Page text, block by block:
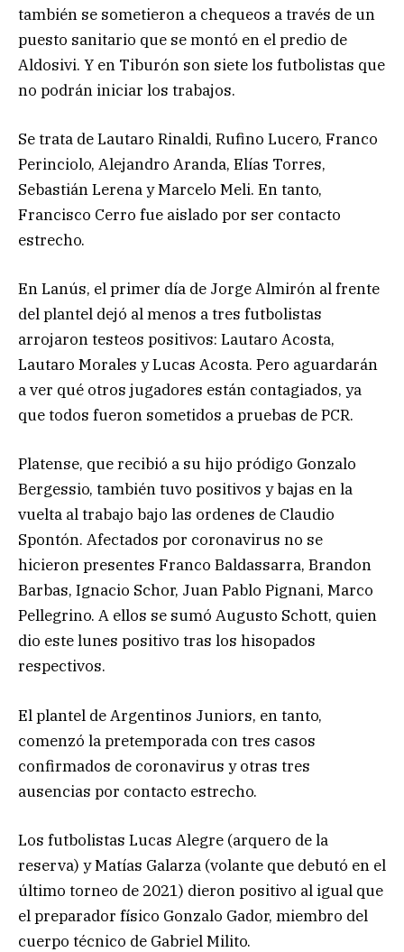
también se sometieron a chequeos a través de un
puesto sanitario que se montó en el predio de
Aldosivi. Y en Tiburón son siete los futbolistas que
no podrán iniciar los trabajos.
Se trata de Lautaro Rinaldi, Rufino Lucero, Franco
Perinciolo, Alejandro Aranda, Elías Torres,
Sebastián Lerena y Marcelo Meli. En tanto,
Francisco Cerro fue aislado por ser contacto
estrecho.
En Lanús, el primer día de Jorge Almirón al frente
del plantel dejó al menos a tres futbolistas
arrojaron testeos positivos: Lautaro Acosta,
Lautaro Morales y Lucas Acosta. Pero aguardarán
a ver qué otros jugadores están contagiados, ya
que todos fueron sometidos a pruebas de PCR.
Platense, que recibió a su hijo pródigo Gonzalo
Bergessio, también tuvo positivos y bajas en la
vuelta al trabajo bajo las ordenes de Claudio
Spontón. Afectados por coronavirus no se
hicieron presentes Franco Baldassarra, Brandon
Barbas, Ignacio Schor, Juan Pablo Pignani, Marco
Pellegrino. A ellos se sumó Augusto Schott, quien
dio este lunes positivo tras los hisopados
respectivos.
El plantel de Argentinos Juniors, en tanto,
comenzó la pretemporada con tres casos
confirmados de coronavirus y otras tres
ausencias por contacto estrecho.
Los futbolistas Lucas Alegre (arquero de la
reserva) y Matías Galarza (volante que debutó en el
último torneo de 2021) dieron positivo al igual que
el preparador físico Gonzalo Gador, miembro del
cuerpo técnico de Gabriel Milito.